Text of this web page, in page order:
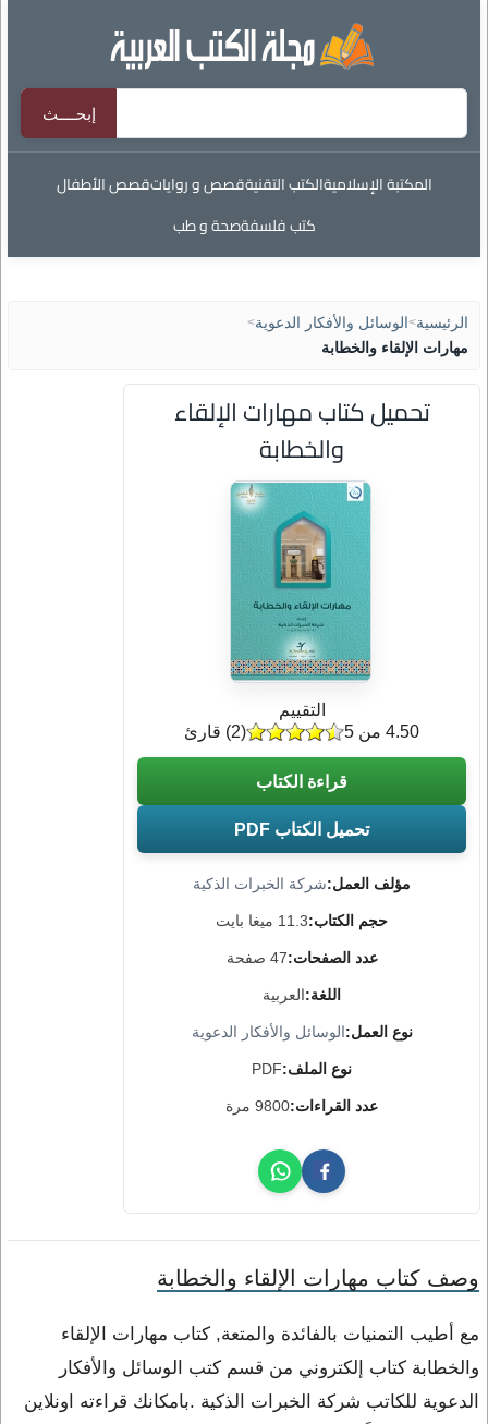
المكتبة الإسلاميةالكتب التقنيةقصص و رواياتقصص الأطفال
كتب فلسفةصحة و طب
الرئيسية> الوسائل والأفكار الدعوية>
مهارات الإلقاء والخطابة
تحميل كتاب مهارات الإلقاء
والخطابة
مؤلف العمل:شركة الخبرات الذكية
حجم الكتاب:11.3 ميغا بايت
عدد الصفحات:47 صفحة
اللغة:العربية
نوع العمل:الوسائل والأفكار الدعوية
نوع الملف:PDF
عدد القراءات:9800 مرة
التقييم
(
2) قارئ 4.50 من 5
قراءة الكتاب
تحميل الكتاب PDF
وصف كتاب مهارات الإلقاء والخطابة
مع أطيب التمنيات بالفائدة والمتعة, كتاب مهارات الإلقاء
والخطابة كتاب إلكتروني من قسم كتب الوسائل والأفكار
الدعوية للكاتب شركة الخبرات الذكية .بامكانك قراءته اونلاين